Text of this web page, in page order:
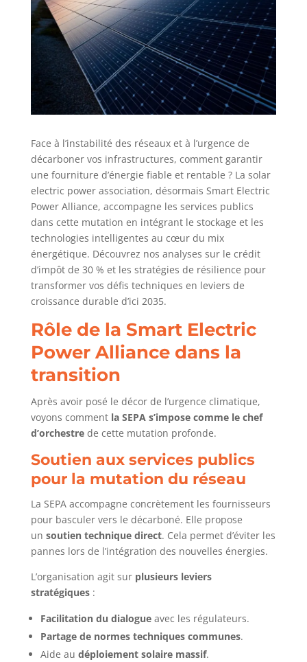
Face à l’instabilité des réseaux et à l’urgence de
décarboner vos infrastructures, comment garantir
une fourniture d’énergie fiable et rentable ? La solar
electric power association, désormais Smart Electric
Power Alliance, accompagne les services publics
dans cette mutation en intégrant le stockage et les
technologies intelligentes au cœur du mix
énergétique. Découvrez nos analyses sur le crédit
d’impôt de 30 % et les stratégies de résilience pour
transformer vos défis techniques en leviers de
croissance durable d’ici 2035.
Rôle de la Smart Electric
Power Alliance dans la
transition
Après avoir posé le décor de l’urgence climatique,
voyons comment la SEPA s’impose comme le chef
d’orchestrede cette mutation profonde.
Soutien aux services publics
pour la mutation du réseau
La SEPA accompagne concrètement les fournisseurs
pour basculer vers le décarboné. Elle propose
un soutien technique direct. Cela permet d’éviter les
pannes lors de l’intégration des nouvelles énergies.
L’organisation agit sur plusieurs leviers
stratégiques:
Facilitation du dialogueavec les régulateurs.
Partage de normes techniques communes.
Aide au déploiement solaire massif.